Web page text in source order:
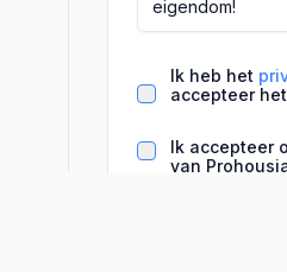
Ik heb het
accepteer het
Ik accepteer
van